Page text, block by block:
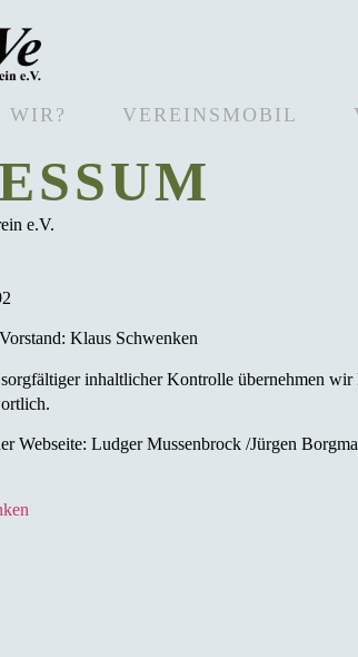
WIR? VEREINSMOBIL
e.V.
Klaus Schwenken
inhaltlicher Kontrolle übernehmen
Webseite: Ludger Mussenbrock /Jürgen